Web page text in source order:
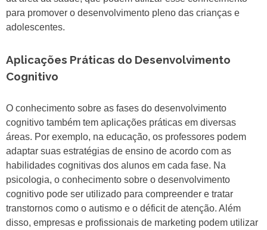
para promover o desenvolvimento pleno das crianças e
adolescentes.
Aplicações Práticas do Desenvolvimento
Cognitivo
O conhecimento sobre as fases do desenvolvimento
cognitivo também tem aplicações práticas em diversas
áreas. Por exemplo, na educação, os professores podem
adaptar suas estratégias de ensino de acordo com as
habilidades cognitivas dos alunos em cada fase. Na
psicologia, o conhecimento sobre o desenvolvimento
cognitivo pode ser utilizado para compreender e tratar
transtornos como o autismo e o déficit de atenção. Além
disso, empresas e profissionais de marketing podem utilizar